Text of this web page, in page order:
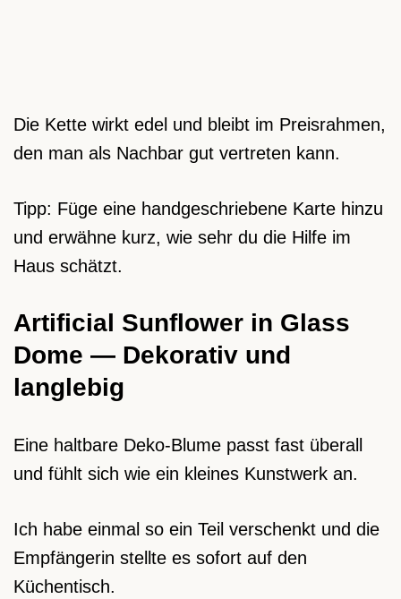
Die Kette wirkt edel und bleibt im Preisrahmen,
den man als Nachbar gut vertreten kann.
Tipp: Füge eine handgeschriebene Karte hinzu
und erwähne kurz, wie sehr du die Hilfe im
Haus schätzt.
Artificial Sunflower in Glass
Dome — Dekorativ und
langlebig
Eine haltbare Deko-Blume passt fast überall
und fühlt sich wie ein kleines Kunstwerk an.
Ich habe einmal so ein Teil verschenkt und die
Empfängerin stellte es sofort auf den
Küchentisch.